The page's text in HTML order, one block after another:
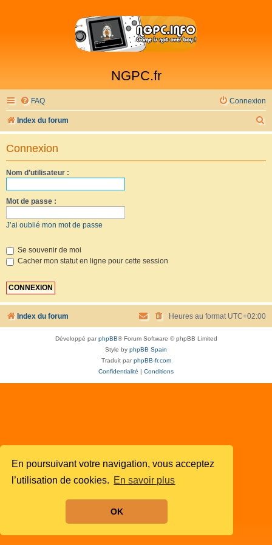
En poursuivant votre navigation, vous acceptez
l’utilisation de cookies. En savoir plus
OK
NGPC.fr
FAQ Connexion
Index du forum
e
Connexion
Nom d’utilisateur :
Mot de passe :
J’ai oublié mon mot de passe
Se souvenir de moi
Cacher mon statut en ligne pour cette session
Index du forum Heures au format UTC+02:00
Développé parphpBB® Forum Software © phpBB Limited
Style by phpBB Spain
Traduit parphpBB-fr.com
Confidentialité
Conditions